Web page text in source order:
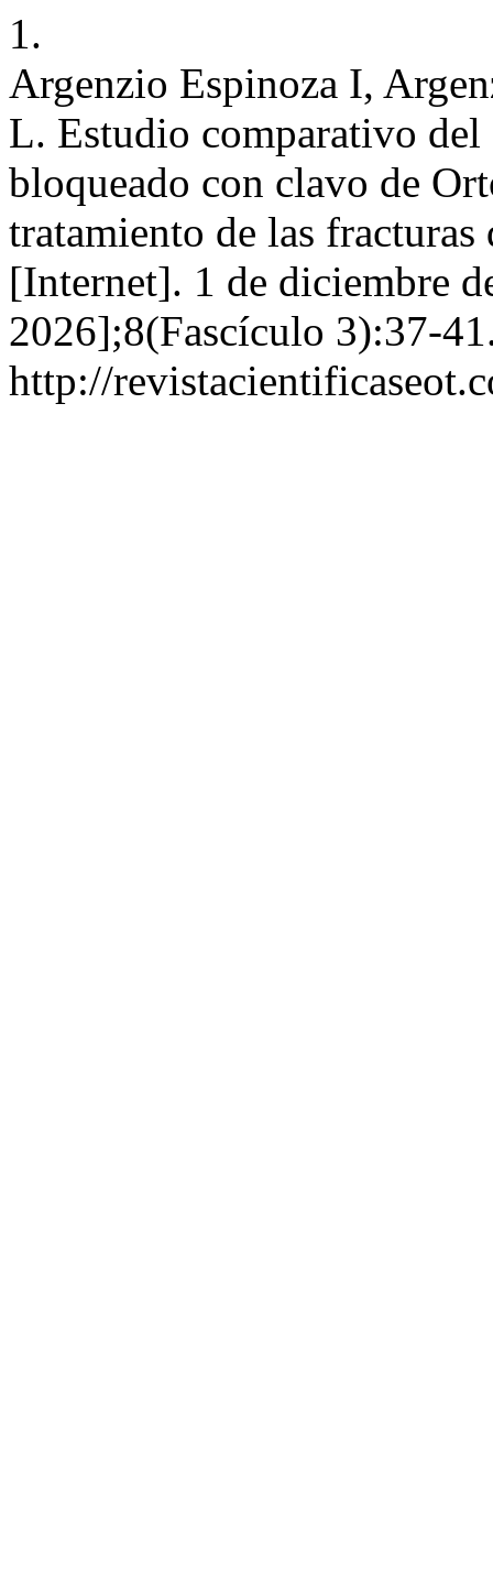
1.
Argenzio Espinoza I,
L. Estudio comparativo
bloqueado con clavo de
tratamiento de las
[Internet]. 1 de diciembre
2026];8(Fascículo 3):37-
http://